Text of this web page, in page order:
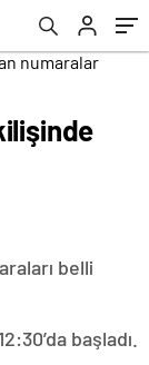
belli
başladı.